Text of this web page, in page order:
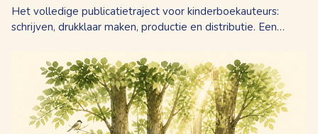
Het volledige publicatietraject voor kinderboekauteurs:
schrijven, drukklaar maken, productie en distributie. Een